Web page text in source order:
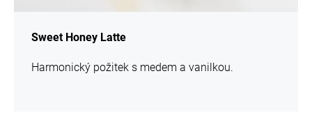
Sweet Honey Latte
Harmonický požitek s medem a vanilkou.